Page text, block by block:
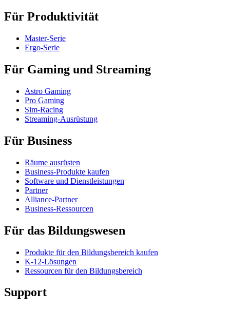
Für Produktivität
Master-Serie
Ergo-Serie
Für Gaming und Streaming
Astro Gaming
Pro Gaming
Sim-Racing
Streaming-Ausrüstung
Für Business
Räume ausrüsten
Business-Produkte kaufen
Software und Dienstleistungen
Partner
Alliance-Partner
Business-Ressourcen
Für das Bildungswesen
Produkte für den Bildungsbereich kaufen
K-12-Lösungen
Ressourcen für den Bildungsbereich
Support